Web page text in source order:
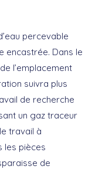
percevable
encastrée. Dans le
l’emplacement
suivra plus
de recherche
un gaz traceur
travail à
les pièces
de